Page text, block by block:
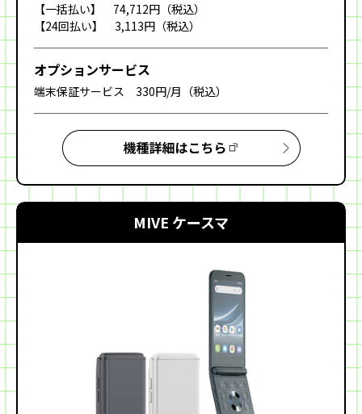
【一括払い】 74,712円（税込）
【24回払い】 3,113円（税込）
オプションサービス
端末保証サービス 330円/月（税込）
MIVE ケースマ